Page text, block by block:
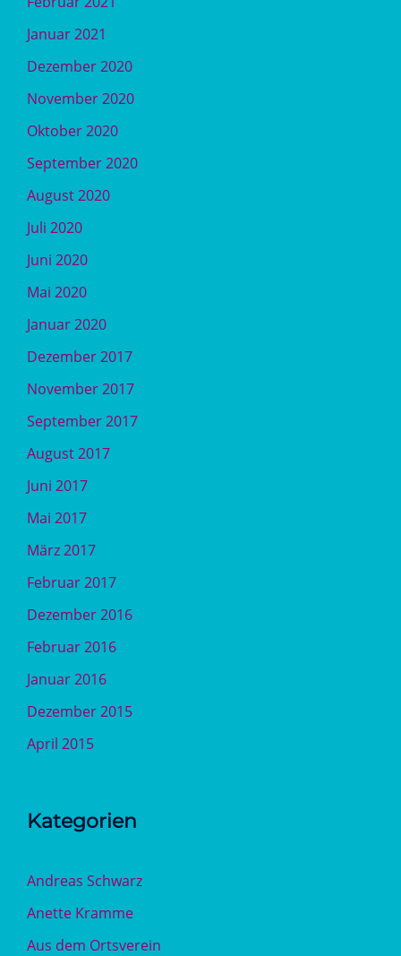
Januar 2021
Dezember 2020
November 2020
Oktober 2020
September 2020
August 2020
Juli 2020
Juni 2020
Mai 2020
Januar 2020
Dezember 2017
November 2017
September 2017
August 2017
Juni 2017
Mai 2017
März 2017
Februar 2017
Dezember 2016
Februar 2016
Januar 2016
Dezember 2015
April 2015
Kategorien
Andreas Schwarz
Anette Kramme
Aus dem Ortsverein